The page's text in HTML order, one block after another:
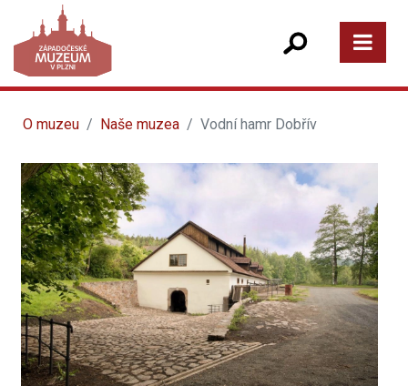
O muzeu Naše muzea Vodní hamr Dobřív